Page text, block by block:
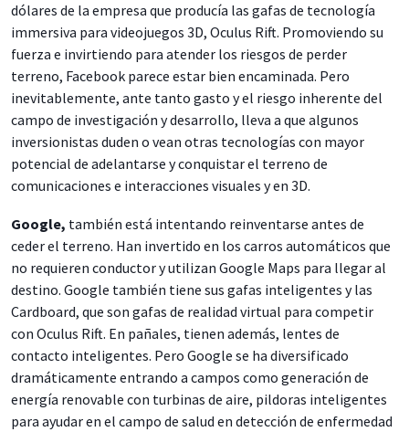
dólares de la empresa que producía las gafas de tecnología
immersiva para videojuegos 3D, Oculus Rift. Promoviendo su
fuerza e invirtiendo para atender los riesgos de perder
terreno, Facebook parece estar bien encaminada. Pero
inevitablemente, ante tanto gasto y el riesgo inherente del
campo de investigación y desarrollo, lleva a que algunos
inversionistas duden o vean otras tecnologías con mayor
potencial de adelantarse y conquistar el terreno de
comunicaciones e interacciones visuales y en 3D.
Google, también está intentando reinventarse antes de
ceder el terreno. Han invertido en los carros automáticos que
no requieren conductor y utilizan Google Maps para llegar al
destino. Google también tiene sus gafas inteligentes y las
Cardboard, que son gafas de realidad virtual para competir
con Oculus Rift. En pañales, tienen además, lentes de
contacto inteligentes. Pero Google se ha diversificado
dramáticamente entrando a campos como generación de
energía renovable con turbinas de aire, pildoras inteligentes
para ayudar en el campo de salud en detección de enfermedad